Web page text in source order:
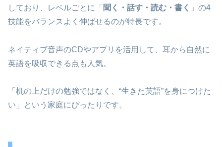
しており、レベルごとに「 聞く・話す・読む・書く
」の4
技能をバランスよく伸ばせるのが特長です。
ネイティブ音声のCDやアプリを活用して、耳から自然に
英語を吸収できる点も人気。
「机の上だけの勉強ではなく、“生きた英語”を身につけた
い」という家庭にぴったりです。